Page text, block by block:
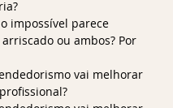
impossível parece
ou ambos? Por
vai melhorar